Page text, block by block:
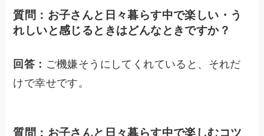
質問：お子さんと日々暮らす中で楽しい・う
れしいと感じるときはどんなときですか？
回答： ご機嫌そうにしてくれていると、それだ
けで幸せです。
質問：お子さんと日々暮らす中で楽しむコツ